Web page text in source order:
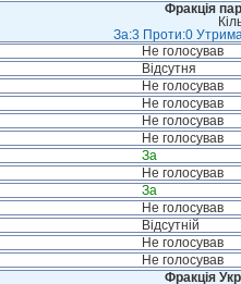
Фракція
За:3 Проти:0
Не голосував
Відсутня
Не голосував
Не голосував
Не голосував
Не голосував
За
Не голосував
За
Не голосував
Відсутній
Не голосував
Не голосував
Фракція